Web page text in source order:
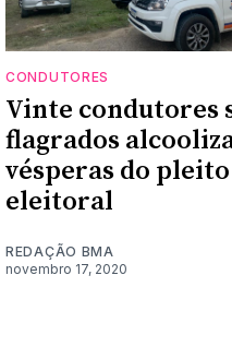
CONDUTORES
Vinte condutores
flagrados
vésperas do pleito
eleitoral
REDAÇÃO BMA
novembro 17, 2020